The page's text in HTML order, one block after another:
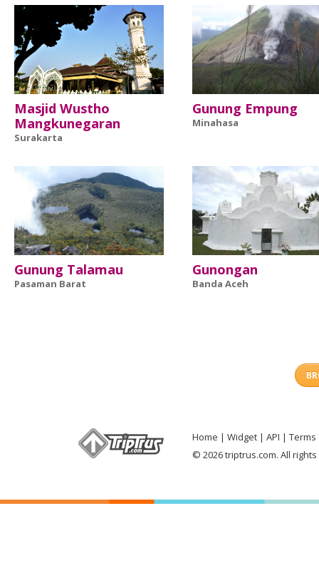
Masjid Wustho
Mangkunegaran
Surakarta
Gunung Empung
Minahasa
Gunung Talamau
Pasaman Barat
Gunongan
Banda Aceh
Home Widget API
Terms
© 2026 triptrus.com. All